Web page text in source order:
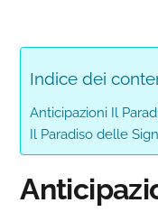
Indice dei
Anticipazioni Il
Il Paradiso delle